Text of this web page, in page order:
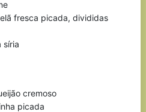
fresca picada, divididas
síria
cremoso
picada